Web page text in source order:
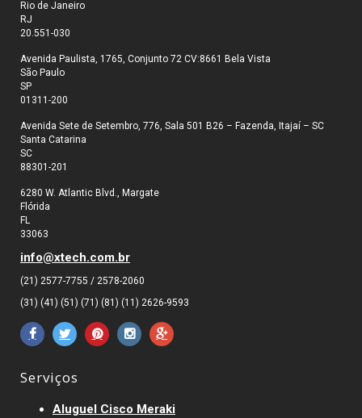
Rio de Janeiro
RJ
20.551-030
Avenida Paulista, 1765, Conjunto 72 CV:8661 Bela Vista
São Paulo
SP
01311-200
Avenida Sete de Setembro, 776, Sala 501 B26 – Fazenda, Itajaí – SC
Santa Catarina
SC
88301-201
6280 W. Atlantic Blvd., Margate
Flórida
FL
33063
info@xtech.com.br
(21) 2577-7755 / 2578-2060
(31) (41) (51) (71) (81) (11) 2626-9593
Serviços
Aluguel Cisco Meraki